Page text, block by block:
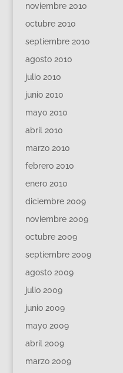
noviembre 2010
octubre 2010
septiembre 2010
agosto 2010
julio 2010
junio 2010
mayo 2010
abril 2010
marzo 2010
febrero 2010
enero 2010
diciembre 2009
noviembre 2009
octubre 2009
septiembre 2009
agosto 2009
julio 2009
junio 2009
mayo 2009
abril 2009
marzo 2009